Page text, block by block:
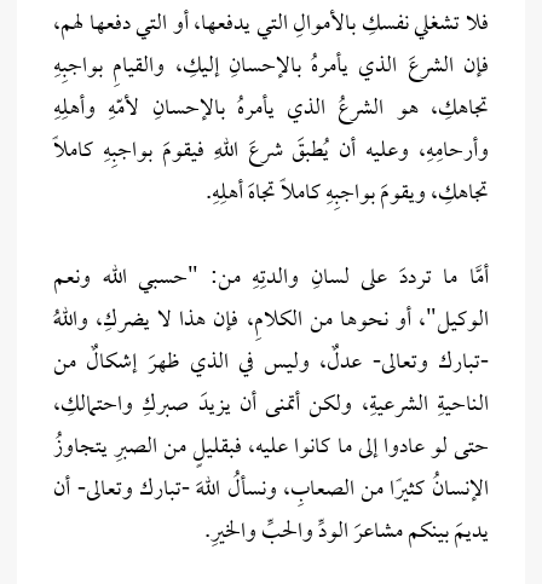
فلا تشغلي نفسكِ بالأموالِ التي يدفعها، أو التي دفعها لهم،
فإن الشرعَ الذي يأمرهُ بالإحسانِ إليكِ، والقيامِ بواجبِهِ
تجاهكِ، هو الشرعُ الذي يأمرهُ بالإحسانِ لأمّهِ وأهلِهِ
وأرحامِهِ، وعليه أن يُطبقَ شرعَ اللهِ فيقومَ بواجبِهِ كاملاً
تجاهكِ، ويقومَ بواجبِهِ كاملاً تجاهَ أهلِهِ.
أمَّا ما ترددَ على لسانِ والدتِهِ من: "حسبي الله ونعم
الوكيل"، أو نحوها من الكلامِ، فإن هذا لا يضركِ، واللهُ
-تبارك وتعالى- عدلٌ، وليس في الذي ظهرَ إشكالٌ من
الناحيةِ الشرعيةِ، ولكن أتمنى أن يزيدَ صبركِ واحتمالكِ،
حتى لو عادوا إلى ما كانوا عليه، فبقليلٍ من الصبرِ يتجاوزُ
الإنسانُ كثيرًا من الصعابِ، ونسألُ اللهَ -تبارك وتعالى- أن
يديمَ بينكم مشاعرَ الودِّ والحبِّ والخيرِ.